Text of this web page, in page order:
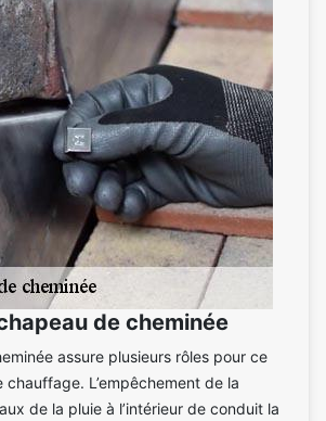
de cheminée
assure plusieurs rôles pour ce
chauffage. L’empêchement de la
de la pluie à l’intérieur de conduit la